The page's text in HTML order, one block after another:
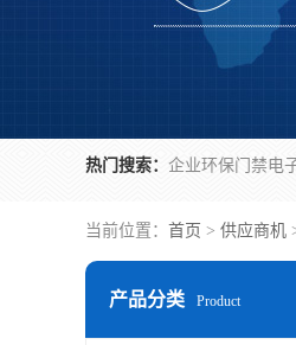
热门搜索：
当前位置： 首页 > 供应商机
产品分类 Product